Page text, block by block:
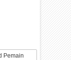
Pemain